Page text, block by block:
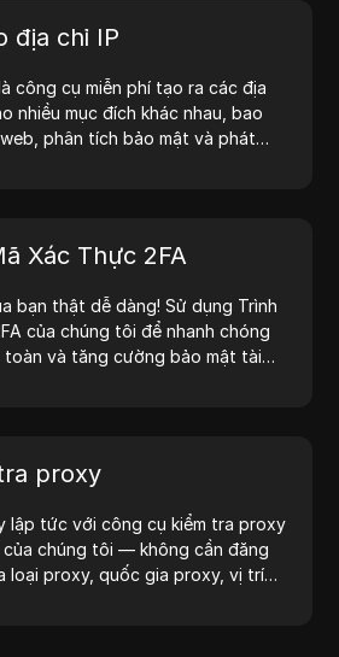
địa chỉ IP
công cụ miễn phí tạo ra các địa
nhiều mục đích khác nhau, bao
phân tích bảo mật và phát
đích khác. Đơn giản hóa quy trình
quá trình phát triển — tạo địa chỉ
Xác Thực 2FA
bạn thật dễ dàng! Sử dụng Trình
của chúng tôi để nhanh chóng
và tăng cường bảo mật tài
proxy
lập tức với công cụ kiểm tra proxy
chúng tôi — không cần đăng
loại proxy, quốc gia proxy, vị trí